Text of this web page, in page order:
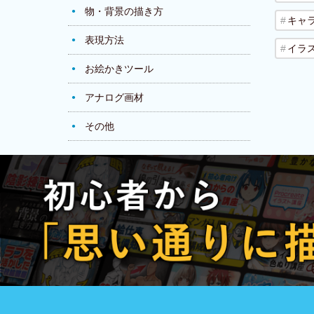
物・背景の描き方
表現方法
お絵かきツール
アナログ画材
その他
キャ
イラ